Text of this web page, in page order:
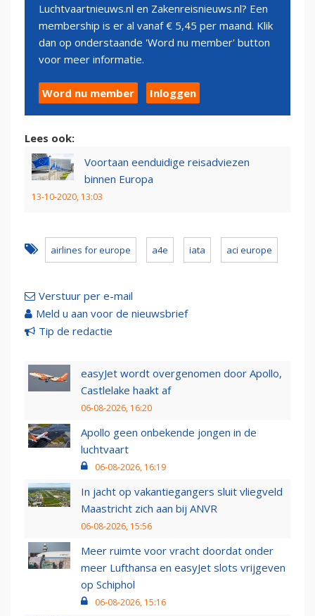
Luchtvaartnieuws.nl en Zakenreisnieuws.nl? Een
membership is er al vanaf € 5,45 per maand. Klik
dan op onderstaande 'Word nu member' button
voor meer informatie.
Word nu member Inloggen
Lees ook:
Voortaan eenduidige reisadviezen
binnen Europa
13-10-2020, 13:03
airlines for europe a4e iata aci europe
Verstuur per e-mail
Meld u aan voor de nieuwsbrief
Tip de redactie
easyJet wordt overgenomen door Apollo,
Castlelake haakt af
06-08-2026, 16:20
Apollo geen onbekende jongen in de
luchtvaart
06-08-2026, 16:19
In jacht op vakantiegangers sluit vliegveld
Maastricht zich aan bij ANVR
06-08-2026, 15:56
Meer ruimte voor vracht doordat onder
meer Lufthansa en easyJet slots vrijgeven
op Schiphol
06-08-2026, 15:16